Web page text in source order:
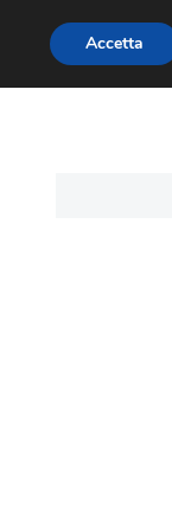
Accetta